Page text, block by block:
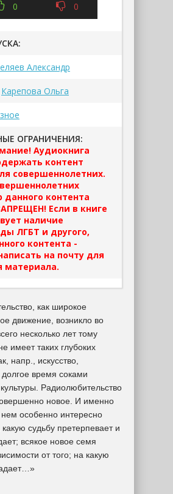
0 0
Александр
Карепова Ольга
ОГРАНИЧЕНИЯ:
Аудиокнига
контент
совершеннолетних.
данного контента
Если в книге
наличие
ЛГБТ и другого,
контента -
на почту для
материала.
как широкое
движение, возникло во
несколько лет тому
имеет таких глубоких
напр., искусство,
время соками
Радиолюбительство
новое. И именно
особенно интересно
судьбу претерпевает и
всякое новое семя
от того; на какую